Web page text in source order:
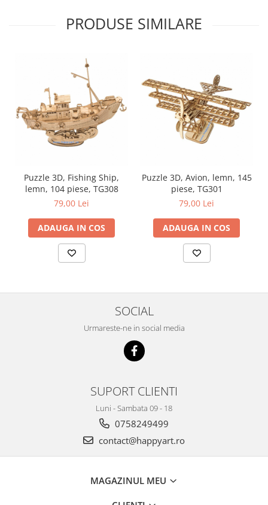
PRODUSE SIMILARE
Puzzle 3D, Fishing Ship,
lemn, 104 piese, TG308
79,00 Lei
ADAUGA IN COS
Puzzle 3D, Avion, lemn, 145
piese, TG301
79,00 Lei
ADAUGA IN COS
SOCIAL
Urmareste-ne in social media
SUPORT CLIENTI
Luni - Sambata 09 - 18
0758249499
contact@happyart.ro
MAGAZINUL MEU